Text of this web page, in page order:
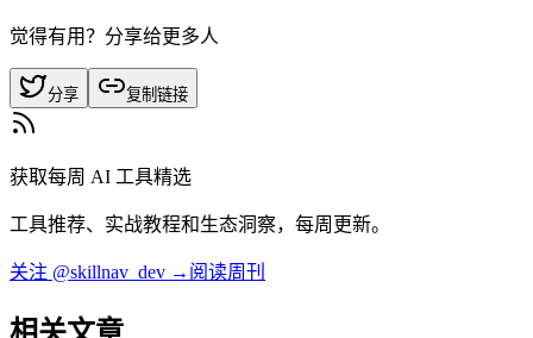
觉得有用？分享给更多人
分享 复制链接
获取每周 AI 工具精选
工具推荐、实战教程和生态洞察，每周更新。
关注 @skillnav_dev → 阅读周刊
相关文章